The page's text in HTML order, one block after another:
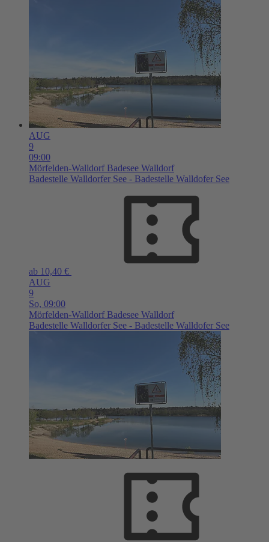
AUG
9
09:00
Mörfelden-Walldorf Badesee Walldorf
Badestelle Walldorfer See - Badestelle Walldofer See
ab 10,40 €
AUG
9
So, 09:00
Mörfelden-Walldorf Badesee Walldorf
Badestelle Walldorfer See - Badestelle Walldofer See